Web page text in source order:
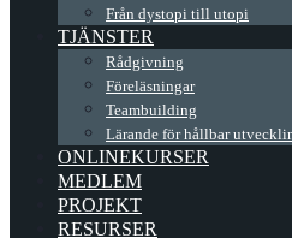
Från dystopi till utopi
TJÄNSTER
Rådgivning
Föreläsningar
Teambuilding
Lärande för hållbar
ONLINEKURSER
MEDLEM
PROJEKT
RESURSER